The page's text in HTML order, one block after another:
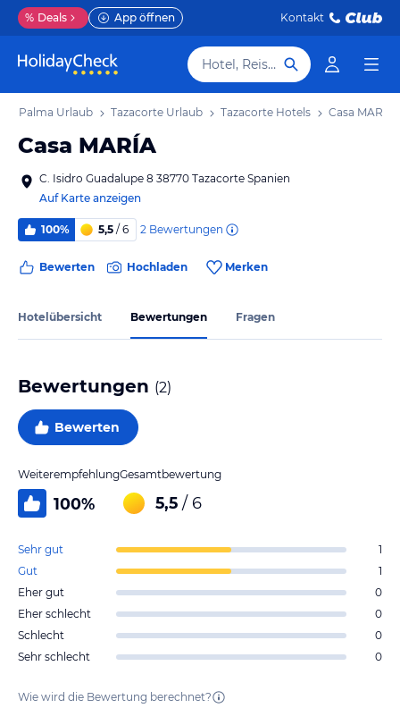
% Deals App öffnen Kontakt
Hotel, Reiseziel
La Palma Urlaub Tazacorte Urlaub Tazacorte Hotels Casa MARÍA
Casa MARÍA
C. Isidro Guadalupe 8 38770 Tazacorte Spanien
Auf Karte anzeigen
100% 5,5 / 6 2 Bewertungen
Bewerten Hochladen Merken
Hotelübersicht Bewertungen Fragen
Bewertungen (2)
Bewerten
Weiterempfehlung
100%
Gesamtbewertung
5,5 / 6
Sehr gut
1
Gut
1
Eher gut
0
Eher schlecht
0
Schlecht
0
Sehr schlecht
0
Wie wird die Bewertung berechnet?